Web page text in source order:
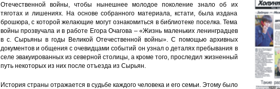
Отечественной войны, чтобы нынешнее молодое поколение знало об их
тяготах и лишениях. На основе собранного материала, кстати, была издана
брошюра, с которой желающие могут ознакомиться в библиотеке поселка. Тема
войны прозвучала и в работе Егора Очагова – «Жизнь маленьких ленинградцев
в с. Сырьяны в годы Великой Отечественной войны». С помощью архивных
документов и общения с очевидцами событий он узнал о деталях пребывания в
селе эвакуированных из северной столицы, а кроме того, проследил жизненный
путь некоторых из них после отъезда из Сырьян.
История страны отражается в судьбе каждого человека и его семьи. Этому было